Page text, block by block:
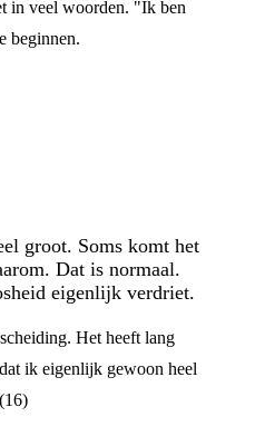
in veel woorden. "Ik ben
beginnen.
groot. Soms komt het
Dat is normaal.
eigenlijk verdriet.
Het heeft lang
ik eigenlijk gewoon heel